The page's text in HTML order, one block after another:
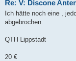
Re: V: Discone
Ich hätte noch eine ,
abgebrochen.
QTH Lippstadt
20 €